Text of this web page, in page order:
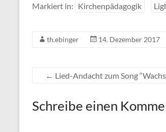
Markiert in: Kirchenpädagogik
th.ebinger 14. Dezember 2017
← Lied-Andacht zum Song
Schreibe einen